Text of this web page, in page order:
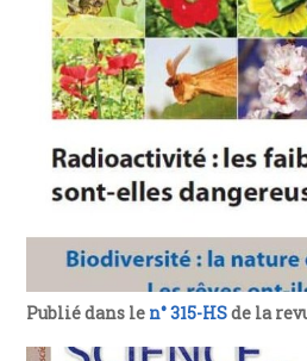
Publié dans le n° 315-HSde la